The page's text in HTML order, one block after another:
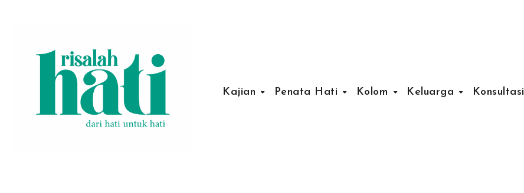
Kajian Penata Hati Kolom Keluarga Konsultasi